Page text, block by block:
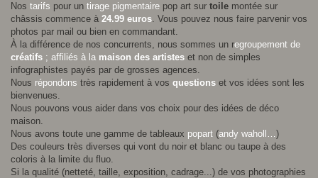
Nos tarifs pour un tirage pigmentaire pop art sur toile montée sur
châssis commence à 24.99 euros . Vous pouvez nous faire parvenir vos
photos par mail ou bien en commandant.
À la différence de nos concurrents, nous sommes un regroupement de
créatifs ; affiliés à la maison des artistes et non de simples
infographistes payés par de grosses agences.
Nous répondons très rapidement à vos questions et vos idées sont les
bienvenues.
Nous pouvons vous aider dans vos choix pour des idées de déco
maison.
Nous avons toute une gamme de tableaux popart (andy waholl
)
Des couleurs très diverses qui vont du noir et blanc ou taupe à des
coloris à la limite du fluo.
Si la qualité (netteté, taille, exposition, cadrage...) de vos photographies